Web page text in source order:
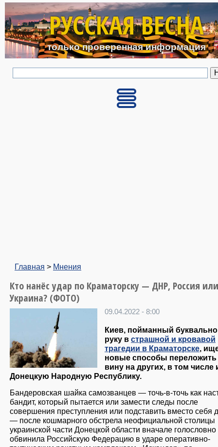
Перейти к основному
РУССКАЯ ВЕСНА
только проверенная информация
Главная > Мнения
Кто нанёс удар по Краматорску — ДНР, Россия или
Украина? (ФОТО)
09.04.2022 - 8:00
Киев, пойманный буквально
руку в страшной и кровавой
трагедии в Краматорске,
новые способы
вину на других, в том числе
Донецкую Народную Республику.
Бандеровская шайка самозванцев — точь-в-точь как
бандит, который пытается или замести следы после
совершения преступления или подставить вместо себя
— после кошмарного обстрела неофициальной столицы
украинской части Донецкой области вначале голословно
обвинила Российскую Федерацию в ударе оперативно-